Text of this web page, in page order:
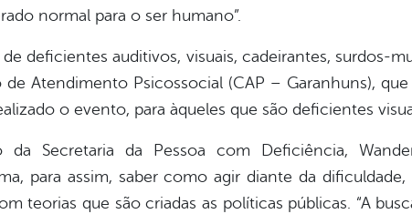
normal para o ser humano”.
deficientes auditivos, visuais, cadeirantes, surdos-
Atendimento Psicossocial (CAP – Garanhuns),
o evento, para àqueles que são deficientes
Secretaria da Pessoa com Deficiência,
para assim, saber como agir diante da
teorias que são criadas as políticas públicas. “A